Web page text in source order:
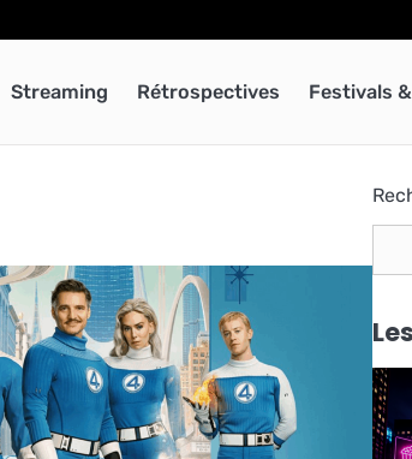
Streaming Rétrospectives Festivals